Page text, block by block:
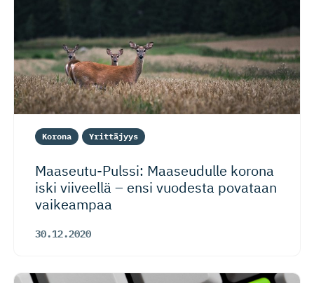
Korona Yrittäjyys
Maaseutu-Pulssi: Maaseudulle korona
iski viiveellä – ensi vuodesta povataan
vaikeampaa
30.12.2020